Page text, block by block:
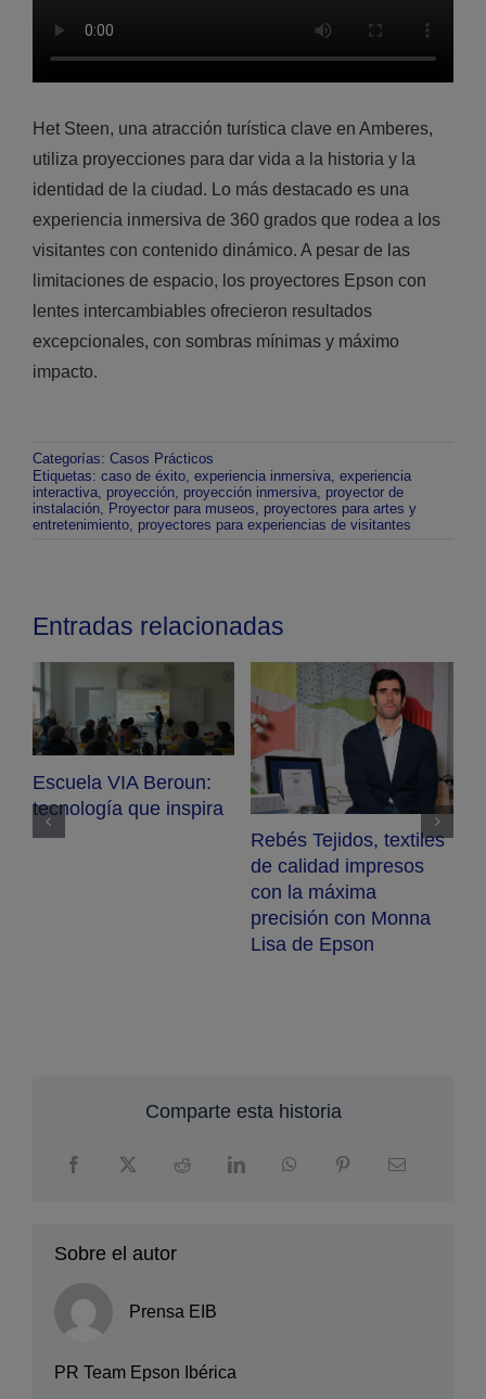
Het Steen, una atracción turística clave en Amberes,
utiliza proyecciones para dar vida a la historia y la
identidad de la ciudad. Lo más destacado es una
experiencia inmersiva de 360 grados que rodea a los
visitantes con contenido dinámico. A pesar de las
limitaciones de espacio, los proyectores Epson con
lentes intercambiables ofrecieron resultados
excepcionales, con sombras mínimas y máximo
impacto.
Categorías: Casos Prácticos
Etiquetas: caso de éxito, experiencia inmersiva, experiencia
interactiva, proyección, proyección inmersiva, proyector de
instalación, Proyector para museos
proyectores para artes y
entretenimiento, proyectores para experiencias de visitantes
Entradas relacionadas
Escuela VIA Beroun:
tecnología que inspira
Rebés Tejidos, textiles
de calidad impresos
con la máxima
precisión con Monna
Lisa de Epson
Comparte esta historia
Sobre el autor
Prensa EIB
PR Team Epson Ibérica